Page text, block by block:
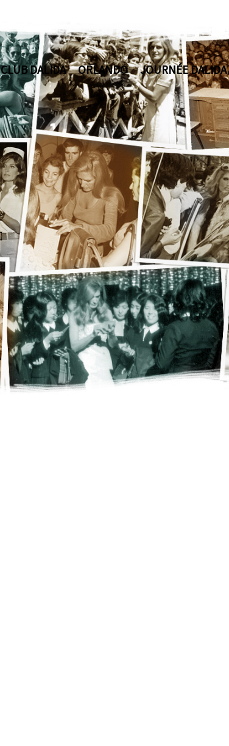
CLUB DALIDA ORLANDO JOURNÉE DALIDA